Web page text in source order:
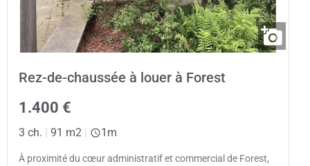
Rez-de-chaussée à louer à Forest
1.400 €
3 ch. 91 m2 1m
À proximité du cœur administratif et commercial de Forest,